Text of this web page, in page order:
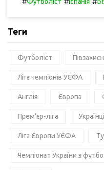
Теги
Футболіст
Ліга чемпіонів УЄФА
Англія Європа
Прем'єр-ліга Українці
Ліга Європи УЄФА
Чемпіонат України з